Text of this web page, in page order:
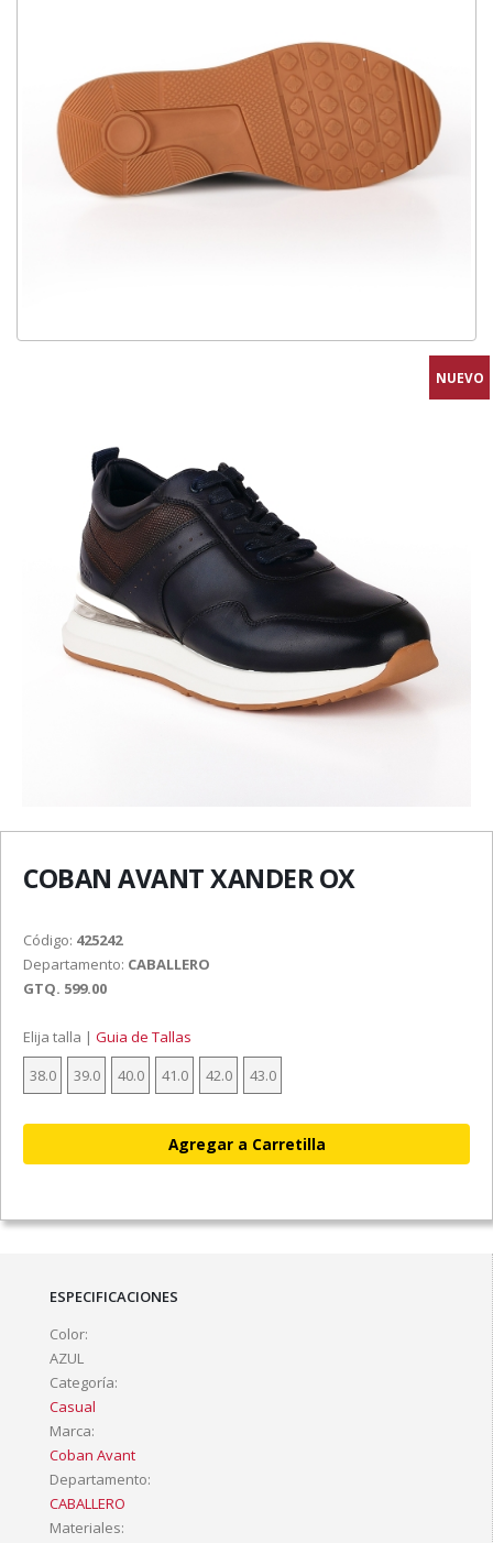
NUEVO
COBAN AVANT XANDER OX
Código: 425242
Departamento: CABALLERO
GTQ. 599.00
Elija talla | Guia de Tallas
38.0
39.0 40.0 41.0 42.0 43.0
ESPECIFICACIONES
Color:
AZUL
Categoría:
Casual
Marca:
Coban Avant
Departamento:
CABALLERO
Materiales: